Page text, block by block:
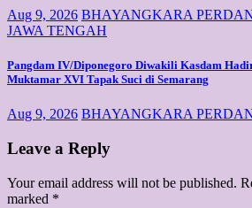
Aug 9, 2026 BHAYANGKARA
JAWA TENGAH
Pangdam IV/Diponegoro Diwakili Kasdam
Muktamar XVI Tapak Suci di Semarang
Aug 9, 2026 BHAYANGKARA
Leave a Reply
Your email address will not be published.
marked *